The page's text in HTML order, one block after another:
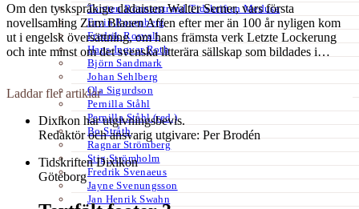
Torsten Rönnerstrand Tidskriften Medusa
Ervin Rosenberg
Fredrik Rosvall
Hans-Ingvar Roth
Björn Sandmark
Johan Sehlberg
Ola Sigurdson
Pernilla Ståhl
Pernilla Ståhl (red.)
Bo Stråth
Ragnar Strömberg
Stig Strömholm
Fredrik Svenaeus
Jayne Svenungsson
Jan Henrik Swahn
Om den tyskspråkige dadaisten Walter Serner, vars första
novellsamling Zum Blauen Affen efter mer än 100 år nyligen kom
ut i engelsk översättning, om hans främsta verk Letzte Lockerung
och inte minst om det svenska litterära sällskap som bildades i…
Laddar fler artiklar
Dixikon har utgivningsbevis.
Redaktör och ansvarig utgivare: Per Brodén
Tidskriften Dixikon
Göteborg